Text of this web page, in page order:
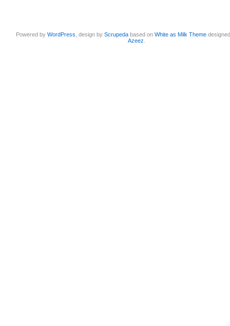
Powered byWordPress , design byScrupeda based onWhite as Milk Theme
Azeez